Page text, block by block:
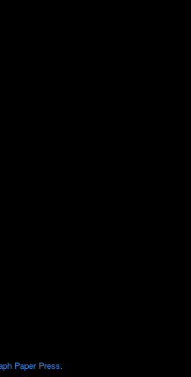
Paper Press